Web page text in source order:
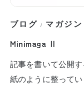
ブログ / マガジン
Minimaga Ⅱ
記事を書いて公開
紙のように整って